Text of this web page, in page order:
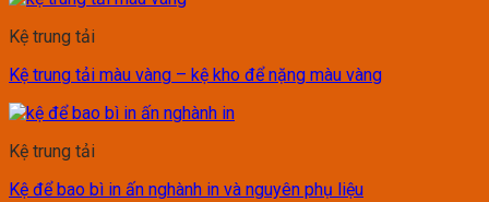
Kệ trung tải
Kệ trung tải màu vàng – kệ kho để nặng màu vàng
Kệ trung tải
Kệ để bao bì in ấn nghành in và nguyên phụ liệu